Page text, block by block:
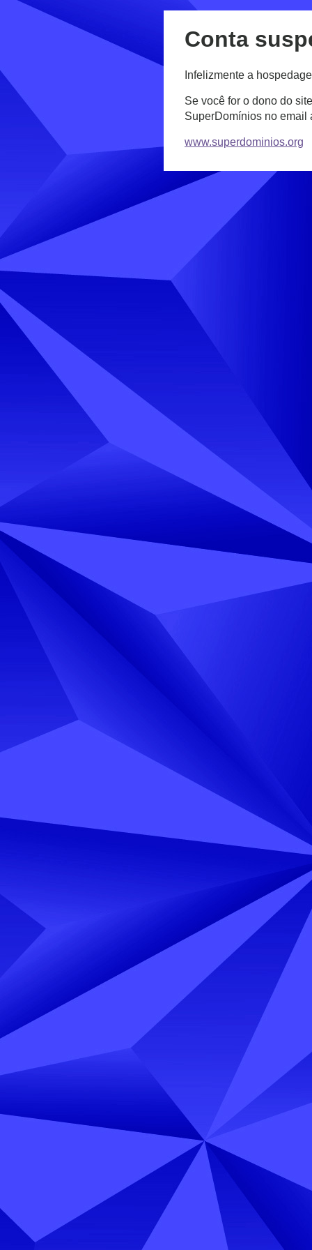
Conta
Infelizmente a
Se você for o dono do
SuperDomínios no email
www.superdominios.org